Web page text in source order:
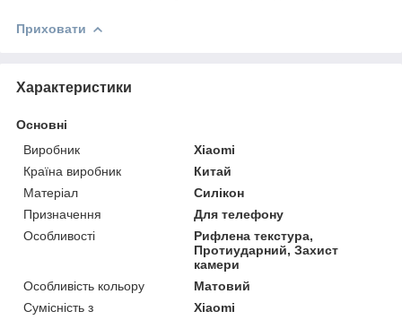
Приховати
Характеристики
Основні
Виробник
Xiaomi
Країна виробник
Китай
Матеріал
Силікон
Призначення
Для телефону
Особливості
Рифлена текстура,
Протиударний, Захист
камери
Особливість кольору
Матовий
Сумісність з
Xiaomi